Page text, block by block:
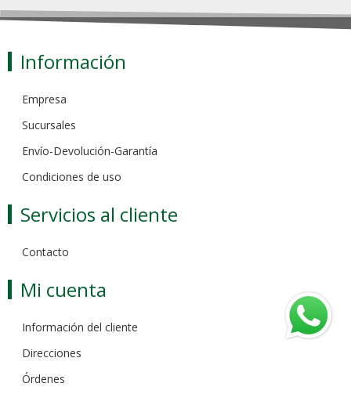
Información
Empresa
Sucursales
Envío-Devolución-Garantía
Condiciones de uso
Servicios al cliente
Contacto
Mi cuenta
Información del cliente
Direcciones
Órdenes